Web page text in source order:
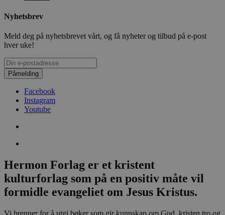
Nyhetsbrev
Meld deg på nyhetsbrevet vårt, og få nyheter og tilbud på e-post
hver uke!
Påmelding
Facebook
Instagram
Youtube
Hermon Forlag er et kristent
kulturforlag som på en positiv måte vil
formidle evangeliet om Jesus Kristus.